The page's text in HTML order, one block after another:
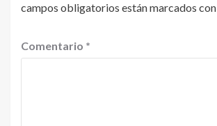
campos obligatorios están marcados con
Comentario *